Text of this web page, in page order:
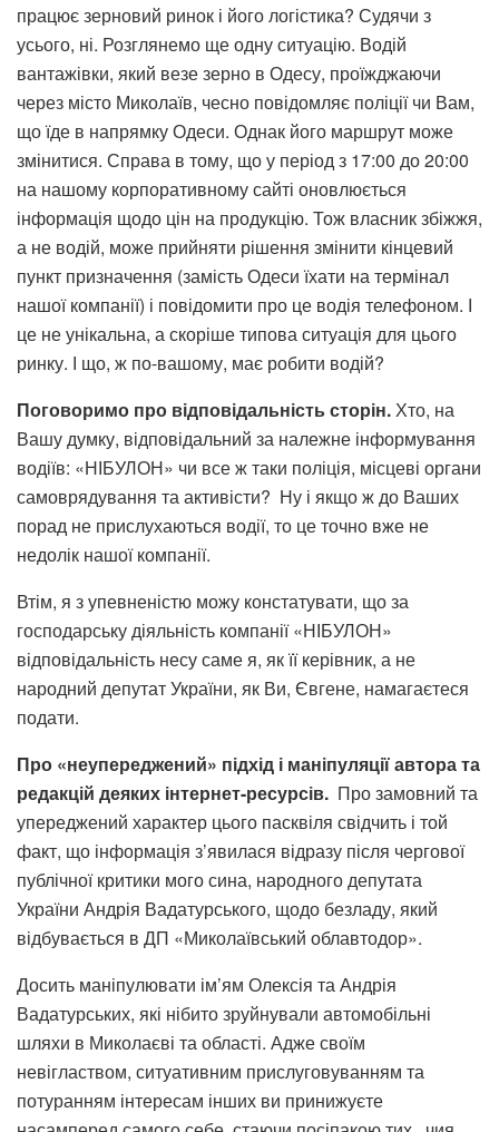
працює зерновий ринок і його логістика? Судячи з
усього, ні. Розглянемо ще одну ситуацію. Водій
вантажівки, який везе зерно в Одесу, проїжджаючи
через місто Миколаїв, чесно повідомляє поліції чи Вам,
що їде в напрямку Одеси. Однак його маршрут може
змінитися. Справа в тому, що у період з 17:00 до 20:00
на нашому корпоративному сайті оновлюється
інформація щодо цін на продукцію. Тож власник збіжжя,
а не водій, може прийняти рішення змінити кінцевий
пункт призначення (замість Одеси їхати на термінал
нашої компанії) і повідомити про це водія телефоном. І
це не унікальна, а скоріше типова ситуація для цього
ринку. І що, ж по-вашому, має робити водій?
Поговоримо про відповідальність сторін.Хто, на
Вашу думку, відповідальний за належне інформування
водіїв: «НІБУЛОН» чи все ж таки поліція, місцеві органи
самоврядування та активісти? Ну і якщо ж до Ваших
порад не прислухаються водії, то це точно вже не
недолік нашої компанії.
Втім, я з упевненістю можу констатувати, що за
господарську діяльність компанії «НІБУЛОН»
відповідальність несу саме я, як її керівник, а не
народний депутат України, як Ви, Євгене, намагаєтеся
подати.
Про «неупереджений» підхід і маніпуляції автора та
редакцій деяких інтернет-ресурсів. Про замовний та
упереджений характер цього пасквіля свідчить і той
факт, що інформація з’явилася відразу після чергової
публічної критики мого сина, народного депутата
України Андрія Вадатурського, щодо безладу, який
відбувається в ДП «Миколаївський облавтодор».
Досить маніпулювати ім’ям Олексія та Андрія
Вадатурських, які нібито зруйнували автомобільні
шляхи в Миколаєві та області. Адже своїм
невіглаством, ситуативним прислуговуванням та
потуранням інтересам інших ви принижуєте